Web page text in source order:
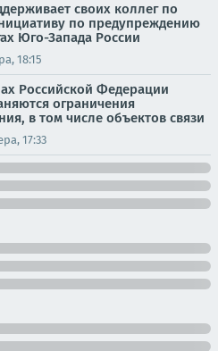
своих коллег по
по предупреждению
Юго-Запада России
18:15
Российской Федерации
ограничения
в том числе объектов связи
17:33